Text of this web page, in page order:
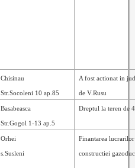
Chisinau
Str.Socoleni 10 ap.85
A fost actionat in
de V.Rusu
Basabeasca
Str.Gogol 1-13 ap.5
Dreptul la teren de
Orhei
s.Susleni
Finantarea lucrarilor
constructiei